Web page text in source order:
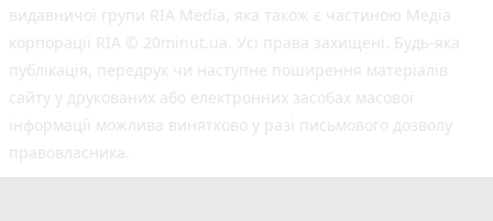
видавничої групи RIA Media, яка також є частиною Медіа
корпорації RIA © 20minut.ua. Усі права захищені. Будь-яка
публiкацiя, передрук чи наступне поширення матеріалів
сайту у друкованих або електронних засобах масової
інформації можлива винятково у разі письмового дозволу
правовласника.